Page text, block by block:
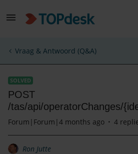
Vraag & Antwoord (Q&A)
SOLVED
POST
/tas/api/operatorChanges/
Forum|Forum|4 months ago 4
Ron Jutte